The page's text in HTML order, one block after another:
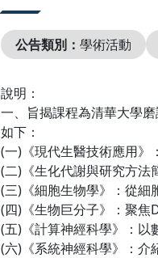
公告類別： 學術活動
說明：
一、旨揭課程為清華大學
如下：
(一)《現代生醫技術應用》
(二)《生化代謝與研究方法
(三)《細胞生物學》：從細
(四)《生物巨分子》：聚焦
(五)《計算神經科學》：以
(六)《系統神經科學》：介